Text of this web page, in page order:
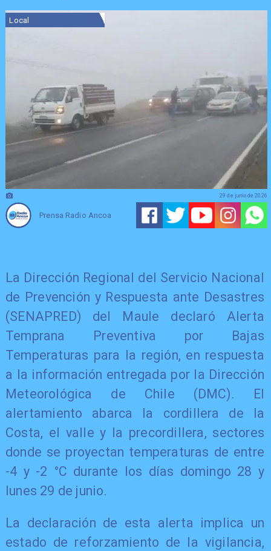
Local
Prensa Radio Ancoa
29 de junio de 2026
La Dirección Regional del Servicio Nacional
de Prevención y Respuesta ante Desastres
(SENAPRED) del Maule declaró Alerta
Temprana Preventiva por Bajas
Temperaturas para la región, en respuesta
a la información entregada por la Dirección
Meteorológica de Chile (DMC). El
alertamiento abarca la cordillera de la
Costa, el valle y la precordillera, sectores
donde se proyectan temperaturas de entre
-4 y -2 °C durante los días domingo 28 y
lunes 29 de junio.
La declaración de esta alerta implica un
estado de reforzamiento de la vigilancia,